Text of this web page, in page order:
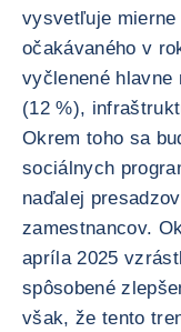
vysvetľuje
očakávaného v
vyčlenené
(12 %),
Okrem toho sa
sociálnych
naďalej
zamestnancov.
apríla 2025
spôsobené
však, že tento